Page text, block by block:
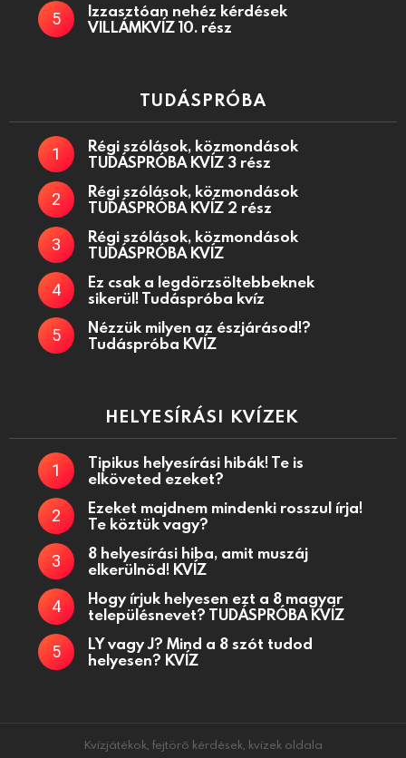
Izzasztóan nehéz kérdések
VILLÁMKVÍZ 10. rész
TUDÁSPRÓBA
Régi szólások, közmondások
TUDÁSPRÓBA KVÍZ 3 rész
Régi szólások, közmondások
TUDÁSPRÓBA KVÍZ 2 rész
Régi szólások, közmondások
TUDÁSPRÓBA KVÍZ
Ez csak a legdörzsöltebbeknek
sikerül! Tudáspróba kvíz
Nézzük milyen az észjárásod!?
Tudáspróba KVÍZ
HELYESÍRÁSI KVÍZEK
Tipikus helyesírási hibák! Te is
elköveted ezeket?
Ezeket majdnem mindenki rosszul írja!
Te köztük vagy?
8 helyesírási hiba, amit muszáj
elkerülnöd! KVÍZ
Hogy írjuk helyesen ezt a 8 magyar
településnevet? TUDÁSPRÓBA KVÍZ
LY vagy J? Mind a 8 szót tudod
helyesen? KVÍZ
Kvízjátékok, fejtörő kérdések, kvízek oldala